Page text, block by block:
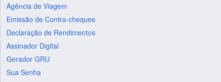
Agência de Viagem
Emissão de Contra-cheques
Declaração de Rendimentos
Assinador Digital
Gerador GRU
Sua Senha